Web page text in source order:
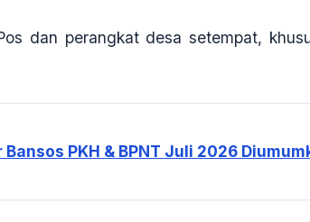
dan perangkat desa setempat,
Bansos PKH & BPNT Juli 2026